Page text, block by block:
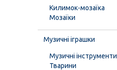
Килимок-мозаїка
Мозаїки
Музичні іграшки
Музичні інструменти
Тварини